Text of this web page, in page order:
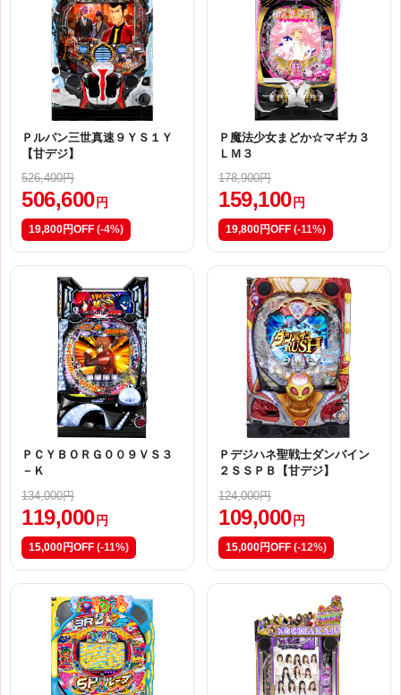
Ｐルパン三世真速９ＹＳ１Ｙ
【甘デジ】
526,400円
506,600 円
19,800円OFF (-4%)
Ｐ魔法少女まどか☆マギカ３
ＬＭ３
178,900円
159,100 円
19,800円OFF (-11%)
ＰＣＹＢＯＲＧ００９ＶＳ３
－Ｋ
134,000円
119,000円
15,000円OFF (-11%)
Ｐデジハネ聖戦士ダンバイン
２ＳＳＰＢ【甘デジ】
124,000円
109,000円
15,000円OFF (-12%)